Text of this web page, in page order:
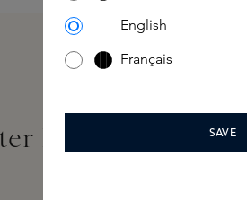
Body Wash
English
Français
SAVE